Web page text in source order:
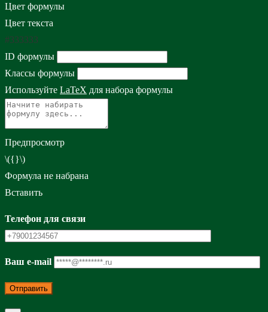
Цвет формулы
Цвет текста
#333333
ID формулы
Классы формулы
Используйте LaTeX для набора формулы
Предпросмотр
\({}\)
Формула не набрана
Вставить
Телефон для связи
Ваш e-mail